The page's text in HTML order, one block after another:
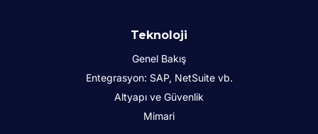
Teknoloji
Genel Bakış
Entegrasyon: SAP, NetSuite vb.
Altyapı ve Güvenlik
Mimari